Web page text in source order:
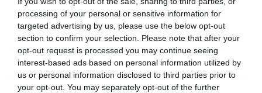
processing of your personal or sensitive information for
targeted advertising by us, please use the below opt-out
section to confirm your selection. Please note that after your
opt-out request is processed you may continue seeing
interest-based ads based on personal information utilized by
us or personal information disclosed to third parties prior to
your opt-out. You may separately opt-out of the further
persona coinvolta